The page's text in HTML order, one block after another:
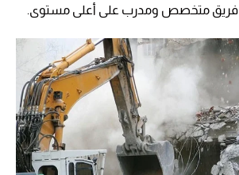
فريق متخصص ومدرب على أعلى مستوى.